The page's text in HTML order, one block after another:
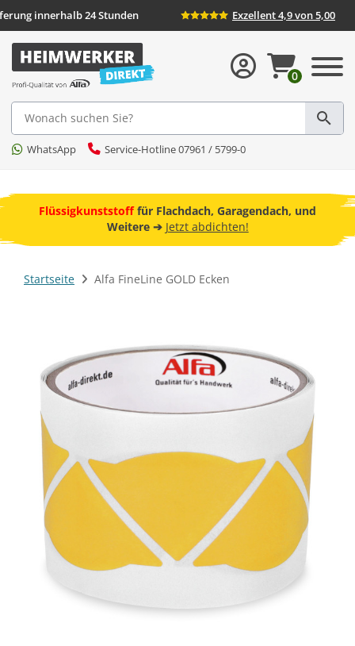
innerhalb 24 Stunden Exzellent 4,9 von 5,00
Suche
WhatsApp Service-Hotline 07961 / 5799-0
0
Flüssigkunststofffür Flachdach, Garagendach, und
Weitere ➔ Jetzt abdichten!
Startseite Alfa FineLine GOLD Ecken